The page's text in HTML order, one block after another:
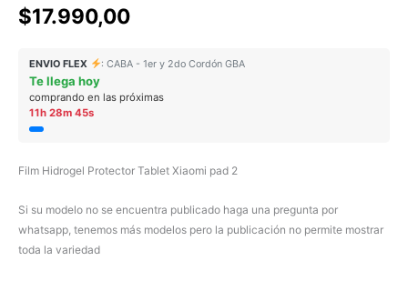
$17.990,00
ENVIO FLEX : CABA - 1er y 2do Cordón GBA
Te llega hoy
comprando en las próximas
11h 28m 45s
Film Hidrogel Protector Tablet Xiaomi pad 2
Si su modelo no se encuentra publicado haga una pregunta por
whatsapp, tenemos más modelos pero la publicación no permite mostrar
toda la variedad